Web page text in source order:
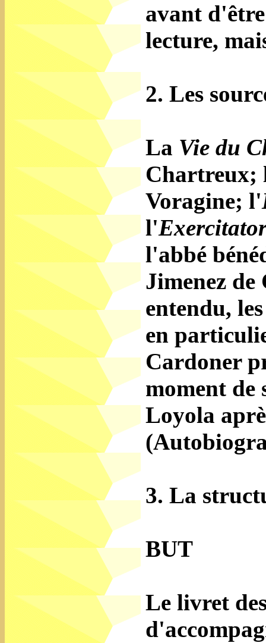
avant
lecture,
2. Les
La Vie du
Voragine; l'
l'
l'abbé
Jimenez de
entendu,
en
Cardoner
moment de
Loyola
3. La
BUT
Le livret